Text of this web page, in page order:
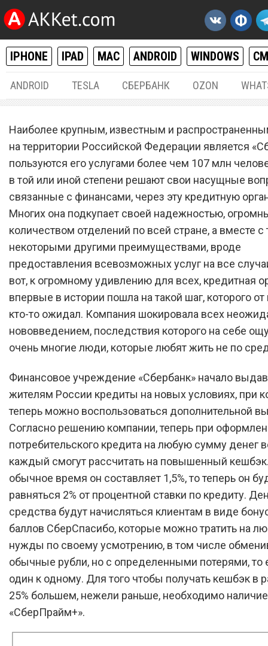
IPHONE IPAD MAC ANDROID WINDOWS
ANDROID TESLA СБЕРБАНК OZON
Впервые в истории.
шокировал всех
нововведением
Наиболее крупным, известным и
на территории Российской Федерации является
пользуются его услугами более чем 107 млн
в той или иной степени решают свои насущные
связанные с финансами, через эту кредитную
Многих она подкупает своей надежностью,
количеством отделений по всей стране, а вместе с
некоторыми другими преимуществами, вроде
предоставления всевозможных услуг на все
вот, к огромному удивлению для всех, кредитная
впервые в истории пошла на такой шаг, которого
кто-то ожидал. Компания шокировала всех
нововведением, последствия которого на себе
очень многие люди, которые любят жить не по
Финансовое учреждение «Сбербанк» начало
жителям России кредиты на новых условиях, при
теперь можно воспользоваться дополнительной
Согласно решению компании, теперь при
потребительского кредита на любую сумму денег
каждый смогут рассчитать на повышенный
обычное время он составляет 1,5%, то теперь он
равняться 2% от процентной ставки по кредиту.
средства будут начисляться клиентам в виде
баллов СберСпасибо, которые можно тратить на
нужды по своему усмотрению, в том числе
обычные рубли, но с определенными потерями, то
один к одному. Для того чтобы получать кешбэк в
25% большем, нежели раньше, необходимо
«СберПрайм+».